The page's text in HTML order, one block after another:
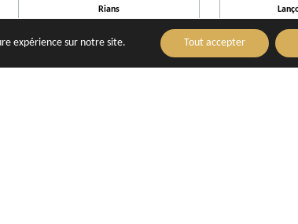
Rians
expérience sur notre site. Tout accepter